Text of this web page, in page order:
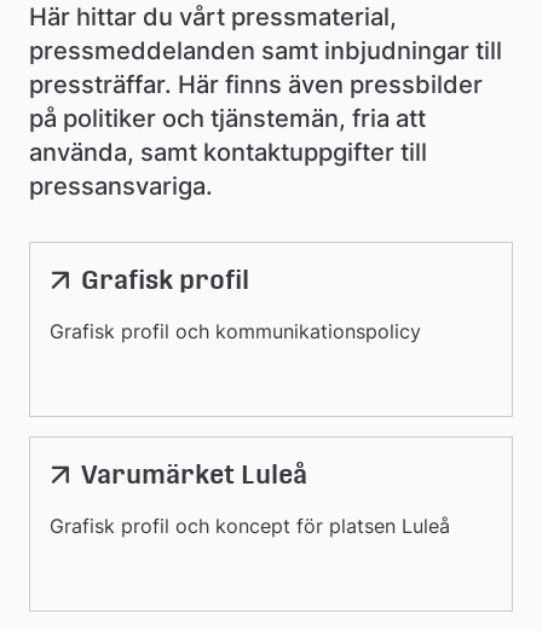
Här hittar du vårt pressmaterial,
pressmeddelanden samt inbjudningar till
pressträffar. Här finns även pressbilder
på politiker och tjänstemän, fria att
använda, samt kontaktuppgifter till
pressansvariga.
Grafisk profil
Grafisk profil och kommunikationspolicy
Varumärket Luleå
Grafisk profil och koncept för platsen Luleå